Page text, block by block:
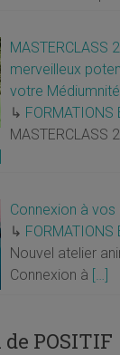
MASTERCLASS
merveilleux
votre Médiumnité
↳ FORMATIONS
MASTERCLASS
Connexion à vos
↳ FORMATIONS
Nouvel atelier
Connexion à […]
POSITIF